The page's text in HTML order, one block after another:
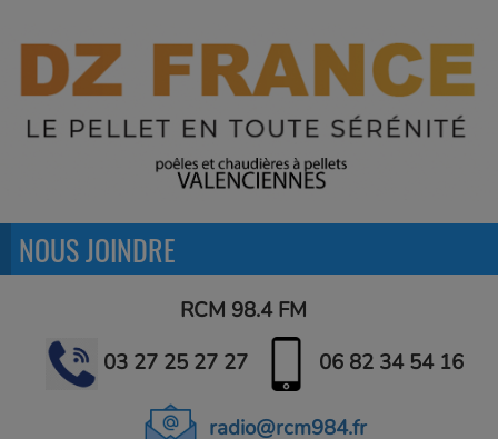
NOUS JOINDRE
RCM 98.4 FM
03 27 25 27 27
06 82 34 54 16
radio@rcm984.fr